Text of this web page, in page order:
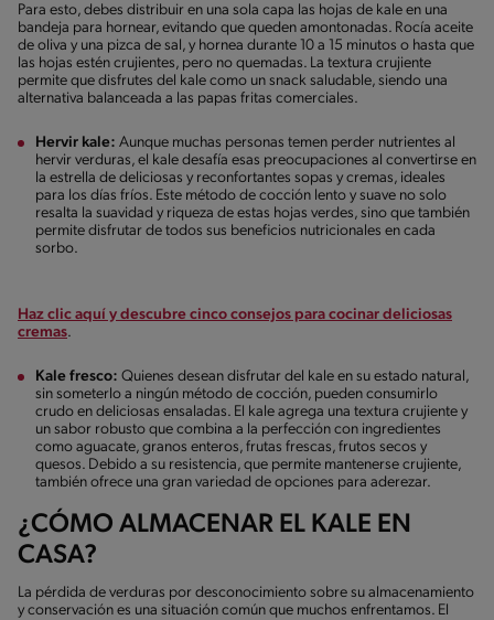
Para esto, debes distribuir en una sola capa las hojas de kale en una
bandeja para hornear, evitando que queden amontonadas. Rocía aceite
de oliva y una pizca de sal, y hornea durante 10 a 15 minutos o hasta que
las hojas estén crujientes, pero no quemadas. La textura crujiente
permite que disfrutes del kale como un snack saludable, siendo una
alternativa balanceada a las papas fritas comerciales.
Hervir kale: Aunque muchas personas temen perder nutrientes al
hervir verduras, el kale desafía esas preocupaciones al convertirse en
la estrella de deliciosas y reconfortantes sopas y cremas, ideales
para los días fríos. Este método de cocción lento y suave no solo
resalta la suavidad y riqueza de estas hojas verdes, sino que también
permite disfrutar de todos sus beneficios nutricionales en cada
sorbo.
Haz clic aquí y descubre cinco consejos para cocinar deliciosas
cremas.
Kale fresco: Quienes desean disfrutar del kale en su estado natural,
sin someterlo a ningún método de cocción, pueden consumirlo
crudo en deliciosas ensaladas. El kale agrega una textura crujiente y
un sabor robusto que combina a la perfección con ingredientes
como aguacate, granos enteros, frutas frescas, frutos secos y
quesos. Debido a su resistencia, que permite mantenerse crujiente,
también ofrece una gran variedad de opciones para aderezar.
¿CÓMO ALMACENAR EL KALE EN
CASA?
La pérdida de verduras por desconocimiento sobre su almacenamiento
y conservación es una situación común que muchos enfrentamos. El